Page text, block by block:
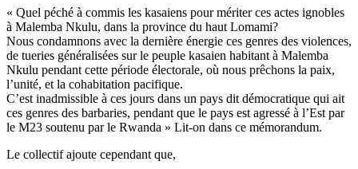
« Quel péché à commis les kasaiens pour mériter ces actes ignobles
à Malemba Nkulu, dans la province du haut Lomami?
Nous condamnons avec la dernière énergie ces genres des violences,
de tueries généralisées sur le peuple kasaien habitant à Malemba
Nkulu pendant cette période électorale, où nous prêchons la paix,
l’unité, et la cohabitation pacifique.
C’est inadmissible à ces jours dans un pays dit démocratique qui ait
ces genres des barbaries, pendant que le pays est agressé à l’Est par
le M23 soutenu par le Rwanda » Lit-on dans ce mémorandum.
Le collectif ajoute cependant que,